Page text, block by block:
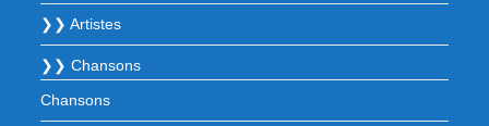
❯❯ Artistes
❯❯ Chansons
Chansons